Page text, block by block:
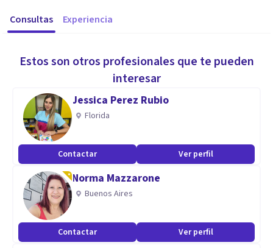
Consultas Experiencia
Estos son otros profesionales que te pueden
interesar
Jessica Perez Rubio
Florida
Contactar Ver perfil
Norma Mazzarone
Buenos Aires
Contactar Ver perfil